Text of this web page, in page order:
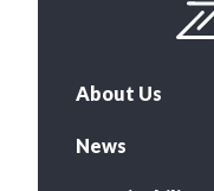
About Us
News